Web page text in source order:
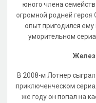
юного члена
огромной родней
опыт пригодился
уморительном
В 2008-м Лотнер
приключенческом
же году он попал на